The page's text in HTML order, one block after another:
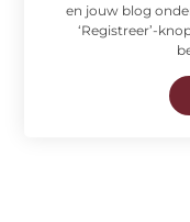
en jouw blog
‘Registreer’-